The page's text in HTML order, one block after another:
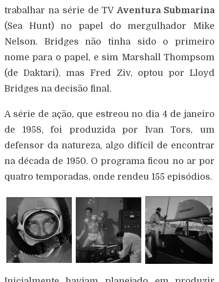
trabalhar na série de TVAventura Submarina
(Sea Hunt) no papel do mergulhador Mike
Nelson. Bridges não tinha sido o primeiro
nome para o papel, e sim Marshall Thompsom
(de Daktari), mas Fred Ziv, optou por Lloyd
Bridges na decisão final.
A série de ação, que estreou no dia 4 de janeiro
de 1958, foi produzida por Ivan Tors, um
defensor da natureza, algo difícil de encontrar
na década de 1950. O programa ficou no ar por
quatro temporadas, onde rendeu 155 episódios.